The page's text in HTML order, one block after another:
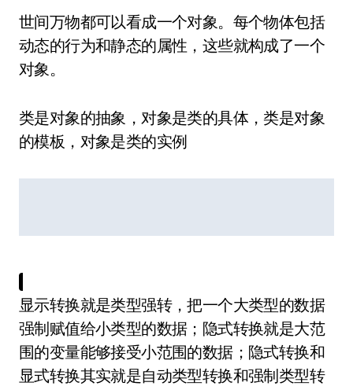
世间万物都可以看成一个对象。每个物体包括
动态的行为和静态的属性，这些就构成了一个
对象。
类是对象的抽象，对象是类的具体，类是对象
的模板，对象是类的实例
显示转换就是类型强转，把一个大类型的数据
强制赋值给小类型的数据；隐式转换就是大范
围的变量能够接受小范围的数据；隐式转换和
显式转换其实就是自动类型转换和强制类型转